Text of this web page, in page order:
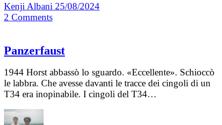
Kenji Albani 25/08/2024
2 Comments
Panzerfaust
1944 Horst abbassò lo sguardo. «Eccellente». Schioccò
le labbra. Che avesse davanti le tracce dei cingoli di un
T34 era inopinabile. I cingoli del T34…